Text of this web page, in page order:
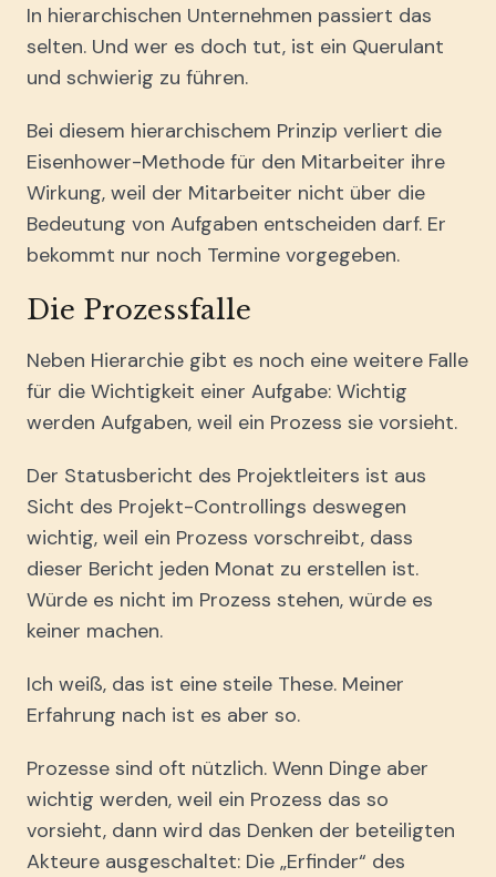
In hierarchischen Unternehmen passiert das
selten. Und wer es doch tut, ist ein Querulant
und schwierig zu führen.
Bei diesem hierarchischem Prinzip verliert die
Eisenhower-Methode für den Mitarbeiter ihre
Wirkung, weil der Mitarbeiter nicht über die
Bedeutung von Aufgaben entscheiden darf. Er
bekommt nur noch Termine vorgegeben.
Die Prozessfalle
Neben Hierarchie gibt es noch eine weitere Falle
für die Wichtigkeit einer Aufgabe: Wichtig
werden Aufgaben, weil ein Prozess sie vorsieht.
Der Statusbericht des Projektleiters ist aus
Sicht des Projekt-Controllings deswegen
wichtig, weil ein Prozess vorschreibt, dass
dieser Bericht jeden Monat zu erstellen ist.
Würde es nicht im Prozess stehen, würde es
keiner machen.
Ich weiß, das ist eine steile These. Meiner
Erfahrung nach ist es aber so.
Prozesse sind oft nützlich. Wenn Dinge aber
wichtig werden, weil ein Prozess das so
vorsieht, dann wird das Denken der beteiligten
Akteure ausgeschaltet: Die „Erfinder“ des